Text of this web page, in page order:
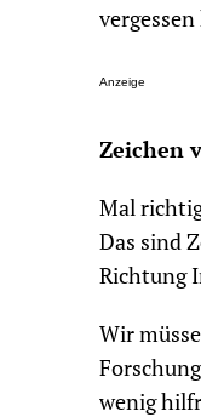
Anzeige
Zeichen
Mal
Das sind
Richtung
Wir
wenig